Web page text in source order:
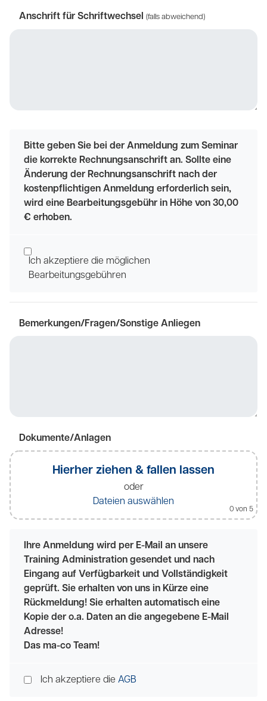
Anschrift für Schriftwechsel (falls abweichend)
Bitte geben Sie bei der Anmeldung zum Seminar
die korrekte Rechnungsanschrift an. Sollte eine
Änderung der Rechnungsanschrift nach der
kostenpflichtigen Anmeldung erforderlich sein,
wird eine Bearbeitungsgebühr in Höhe von 30,00
€ erhoben.
Ich akzeptiere die möglichen
Bearbeitungsgebühren
Bemerkungen/Fragen/Sonstige Anliegen
Dokumente/Anlagen
Hierher ziehen & fallen lassen
oder
Dateien auswählen
0 von 5
Ihre Anmeldung wird per E-Mail an unsere
Training Administration gesendet und nach
Eingang auf Verfügbarkeit und Vollständigkeit
geprüft. Sie erhalten von uns in Kürze eine
Rückmeldung! Sie erhalten automatisch eine
Kopie der o.a. Daten an die angegebene E-Mail
Adresse!
Das ma-co Team!
Ich akzeptiere die AGB